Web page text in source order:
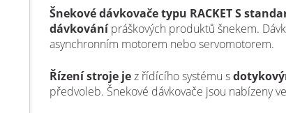
Šnekové dávkovače typu RACKET S
dávkovánípráškových produktů šnekem.
asynchronním motorem nebo servomotorem.
Řízení stroje jez řídícího systému s
předvoleb. Šnekové dávkovače jsou nabízeny